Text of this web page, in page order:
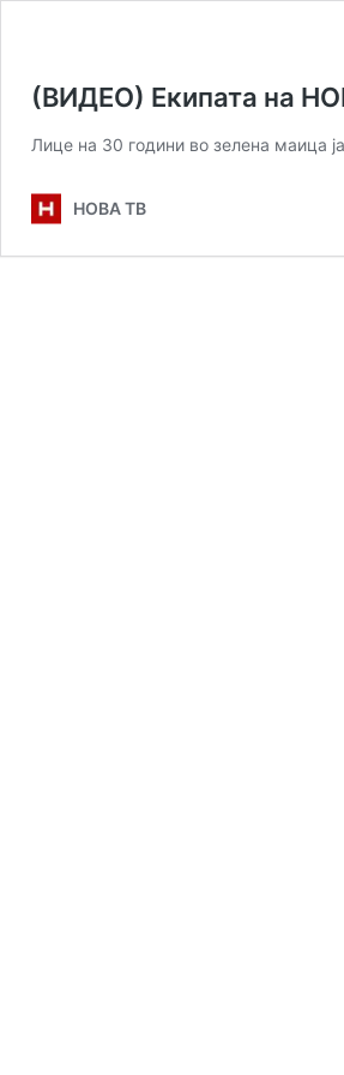
(ВИДЕО) Екипата на
Лице на 30 години во зелена маица
НОВА ТВ